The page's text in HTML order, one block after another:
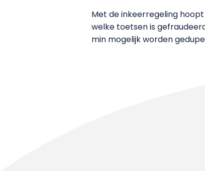
Met de inkeerregeling
welke toetsen is
min mogelijk worden